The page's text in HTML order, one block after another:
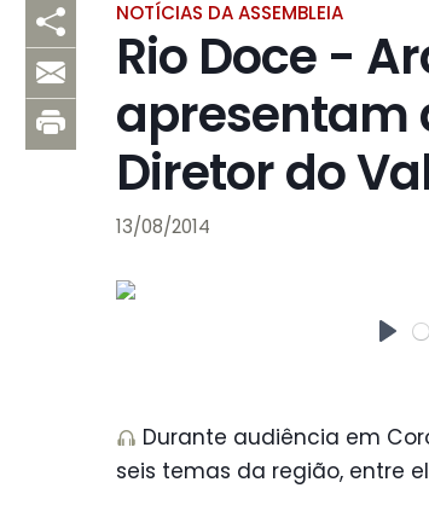
NOTÍCIAS DA ASSEMBLEIA
Rio Doce -
apresentam
Diretor do
13/08/2014
Durante audiência em
seis temas da região, entre